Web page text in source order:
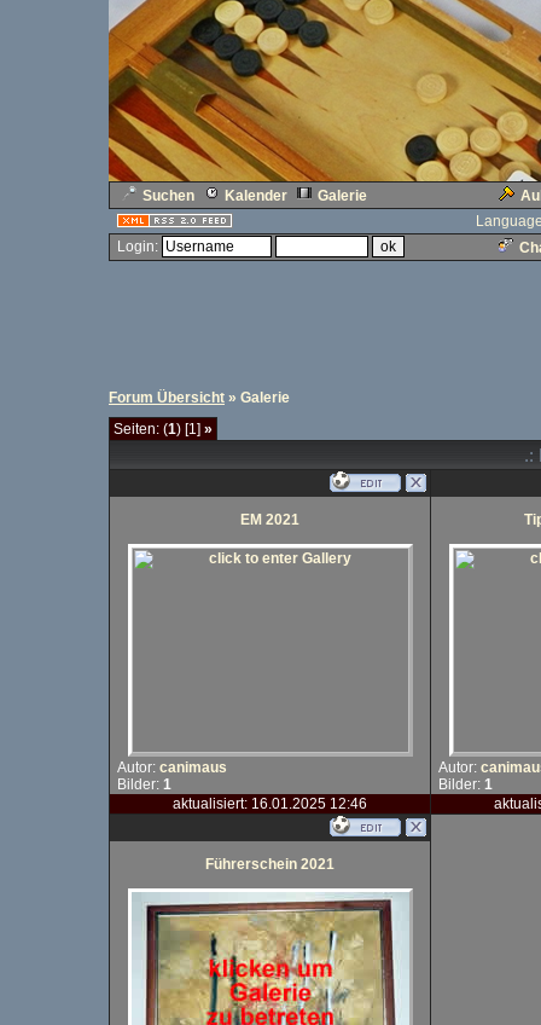
Suchen Kalender Galerie
Login:
Forum Übersicht » Galerie
Seiten: (1) [1] »
.:
EM 2021
Autor: canimaus
Bilder: 1
aktualisiert: 16.01.2025 12:46
Autor:
Bilder: 1
Führerschein 2021